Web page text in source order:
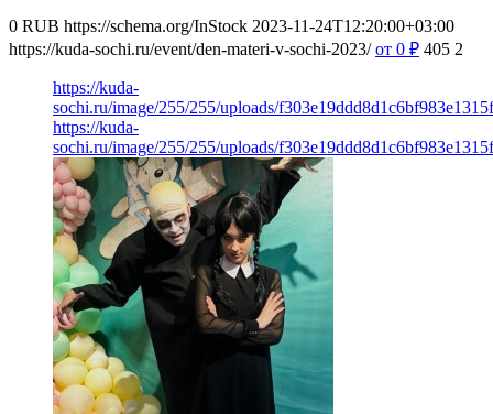
0 RUB https://schema.org/InStock 2023-11-24T12:20:00+03:00
https://kuda-sochi.ru/event/den-materi-v-sochi-2023/ от 0 ₽ 405 2
https://kuda-
sochi.ru/image/255/255/uploads/
https://kuda-
sochi.ru/image/255/255/uploads/